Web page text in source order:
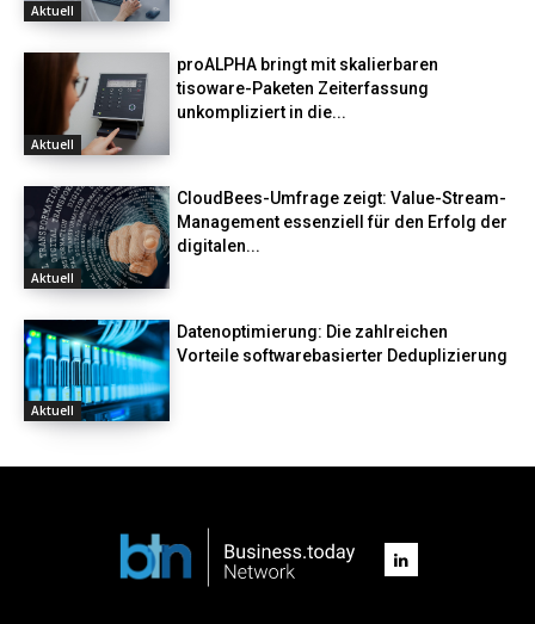
Aktuell
Aktuell
proALPHA bringt mit skalierbaren
tisoware-Paketen Zeiterfassung
unkompliziert in die...
Aktuell
CloudBees-Umfrage zeigt: Value-Stream-
Management essenziell für den Erfolg der
digitalen...
Aktuell
Datenoptimierung: Die zahlreichen
Vorteile softwarebasierter Deduplizierung